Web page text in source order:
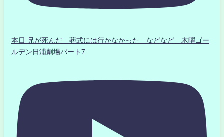
本日 兄が死んだ 葬式には行かなかった などなど 木曜ゴー
ルデン日浦劇場パート7